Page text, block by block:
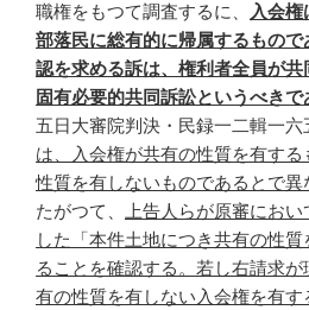
職権をもつて調査するに、
入会
部落民に総有的に帰属するもの
認を求める訴は、権利者全員が
固有必要的共同訴訟というべきで
五日大審院判決・民録一二輯一六
は、入会権が共有の性質を有す
性質を有しないものであるとで異
たがつて、
上告人らが原審にお
した「本件土地につき共有の性
ることを確認する。若し右請求
有の性質を有しない入会権を有す